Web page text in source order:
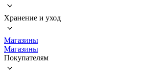
Хранение и уход
Магазины
Магазины
Покупателям